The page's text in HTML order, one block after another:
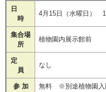
日
時
4月15日（水曜日）
集合場
所
植物園内展示館前
定
員
なし
参 加
無料 ※別途植物園入